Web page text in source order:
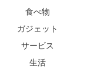
食べ物
ガジェット
サービス
生活